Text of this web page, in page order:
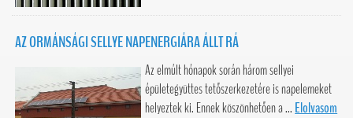
AZ ORMÁNSÁGI SELLYE NAPENERGIÁRA ÁLLT RÁ
Az elmúlt hónapok során három sellyei
épületegyüttes tetőszerkezetére is napelemeket
helyeztek ki. Ennek köszönhetően a ... Elolvasom